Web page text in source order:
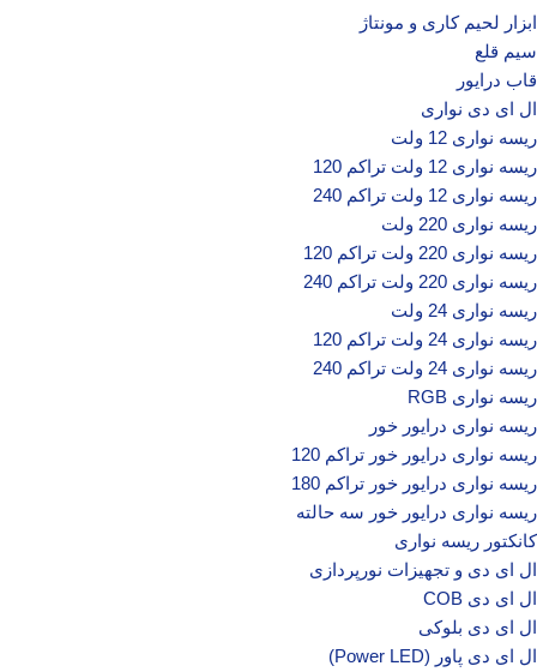
ابزار لحیم کاری و مونتاژ
سیم قلع
قاب درایور
ال ای دی‌ نواری
ریسه نواری 12 ولت
ریسه نواری 12 ولت تراکم 120
ریسه نواری 12 ولت تراکم 240
ریسه نواری 220 ولت
ریسه نواری 220 ولت تراکم 120
ریسه نواری 220 ولت تراکم 240
ریسه نواری 24 ولت
ریسه نواری 24 ولت تراکم 120
ریسه نواری 24 ولت تراکم 240
ریسه نواری RGB
ریسه نواری درایور خور
ریسه نواری درایور خور تراکم 120
ریسه نواری درایور خور تراکم 180
ریسه نواری درایور خور سه حالته
کانکتور ریسه نواری
ال‌ ای‌ دی و تجهیزات نورپردازی
ال ای دی COB
ال ای دی بلوکی
ال ای دی پاور (Power LED)